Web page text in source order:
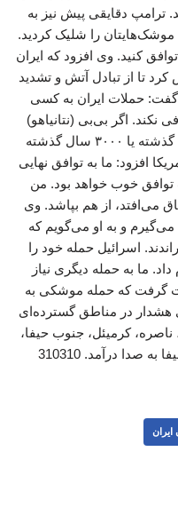
ترامپ دقایقی پیش نیز به
را شلیک کردید.
کنید. وی افزود که ایران
کرد تا از تبادل آتش و تشدید
گفت: حملات ایران به کسی
نکند. اگر بی‌بی (نتانیاهو)
متقابلا به آنها حمله کند مثل ۴۷ سال گذشته یا ۳۰۰۰ سال گذشته
افزود: ما به توافق نهایی
توافق خوب خواهد بود. من
می‌افتد، از هم بپاشد. وی
می‌گیرم و به او می‌گویم که
اسرائیل حمله خود را
ما به حمله دیگری نیاز
گرفت که حمله موشکی به
هشدار در مناطق گسترده‌ای
ناصره، کرمیئل، جنوب حیفا،
صدا درآمد. 310310